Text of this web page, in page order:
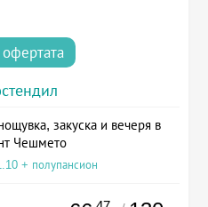
закуска и вечеря в
Чешмето
+ полупансион